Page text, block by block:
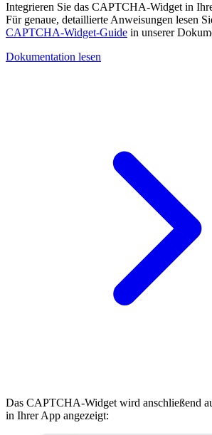
Integrieren Sie das CAPTCHA-Widget in
Für genaue, detaillierte Anweisungen lesen
CAPTCHA-Widget-Guide in unserer
Dokumentation lesen
Das CAPTCHA-Widget wird anschließend
in Ihrer App angezeigt: